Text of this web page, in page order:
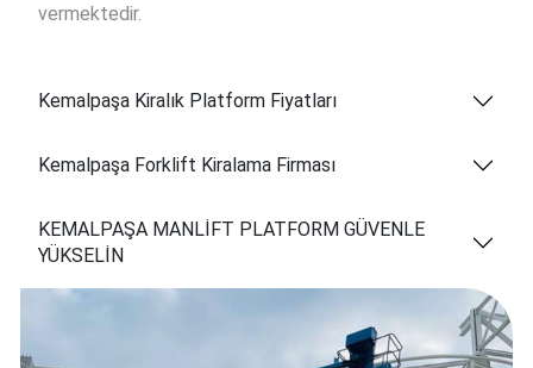
vermektedir.
Kemalpaşa Kiralık Platform Fiyatları
Kemalpaşa Forklift Kiralama Firması
KEMALPAŞA MANLİFT PLATFORM GÜVENLE
YÜKSELİN